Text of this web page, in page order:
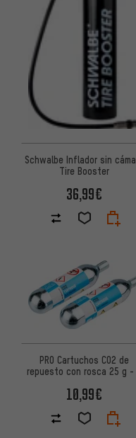
Schwalbe Inflador sin
Tire Booster
36,99€
PRO Cartuchos CO2 de
repuesto con rosca 25 g -
10,99€